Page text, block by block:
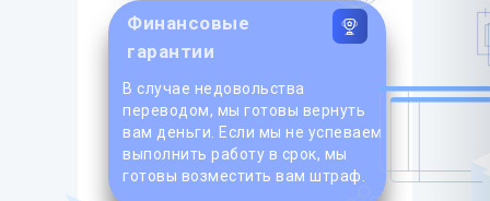
Финансовые
гарантии
В случае недовольства
переводом, мы готовы вернуть
вам деньги. Если мы не успеваем
выполнить работу в срок, мы
готовы возместить вам штраф.